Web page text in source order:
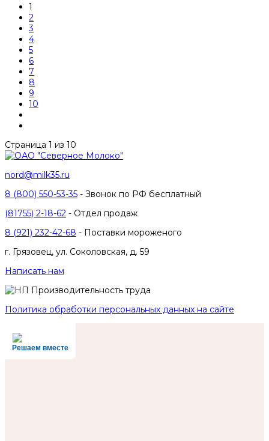
1
2
3
4
5
6
7
8
9
10
Страница 1 из 10
nord@milk35.ru
8 (800) 550-53-35 - Звонок по РФ бесплатный
(81755) 2-18-62 - Отдел продаж
8 (921) 232-42-68 - Поставки мороженого
г. Грязовец, ул. Соколовская, д. 59
Написать нам
Политика обработки персональных данных на сайте
Решаем вместе